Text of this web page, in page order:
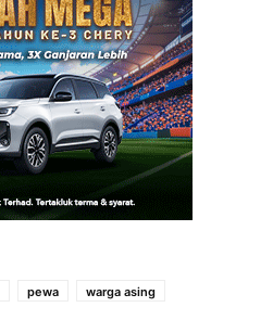
pewa warga asing